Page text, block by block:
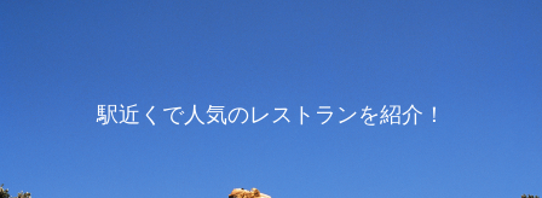
駅近くで人気のレストランを紹介！